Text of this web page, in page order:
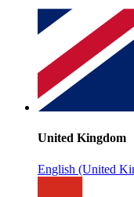
United Kingdom
English (United